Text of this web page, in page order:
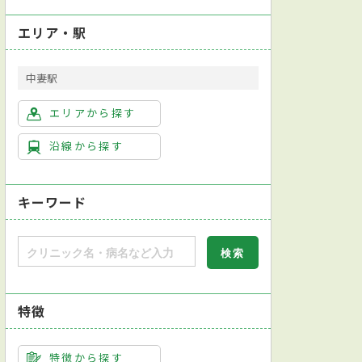
エリア・駅
中妻駅
エリアから探す
沿線から探す
キーワード
特徴
特徴から探す